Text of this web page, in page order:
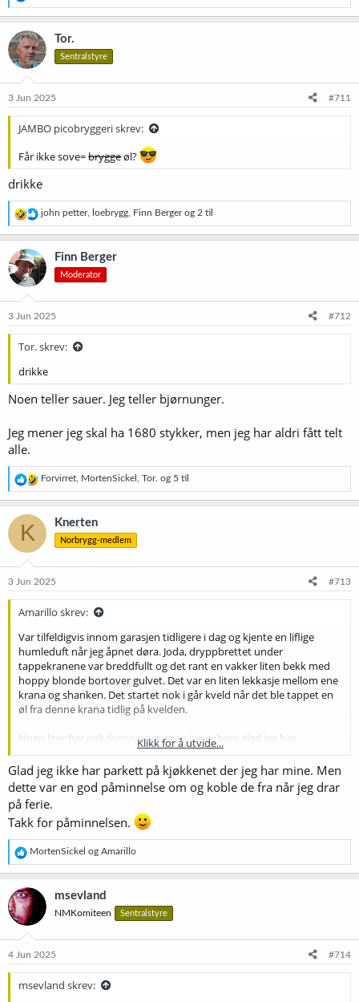
e
a
k
s
j
o
e
Tor.
Sentralstyre
3 Jun 2025 #711
JAMBO picobryggeri skrev:
Får ikke sove=bryggeøl?
drikke
R
e
a
s
j
n
e
john petter, loebrygg Finn Bergerog 2 til
Finn Berger
Moderator
3 Jun 2025 #712
Tor. skrev:
drikke
Noen teller sauer. Jeg teller bjørnunger.
Jeg mener jeg skal ha 1680 stykker, men jeg har aldri fått telt
alle.
R
e
a
n
e
Forvirret MortenSickel Tor. og 5 til
K Knerten
Norbrygg-medlem
3 Jun 2025 #713
Amarillo skrev:
Var tilfeldigvis innom garasjen tidligere i dag og kjente en liflige
humleduft når jeg åpnet døra. Joda, dryppbrettet under
tappekranene var breddfullt og det rant en vakker liten bekk med
hoppy blonde bortover gulvet. Det var en liten lekkasje mellom ene
krana og shanken. Det startet nok i går kveld når det ble tappet en
øl fra denne krana tidlig på kvelden.
Noen liter har nok forsvunnet, men jeg er bare glad jeg har
Vis vedlegget 72786Vis vedlegget 72787 Vis vedlegget 72788
Klikk for å utvide...
Glad jeg ikke har parkett på kjøkkenet der jeg har mine. Men
dette var en god påminnelse om og koble de fra når jeg drar
på ferie.
Takk for påminnelsen.
R
e
a
k
s
j
o
e
MortenSickel og Amarillo
msevland
NMKomiteen Sentralstyre
4 Jun 2025 #714
msevland skrev: